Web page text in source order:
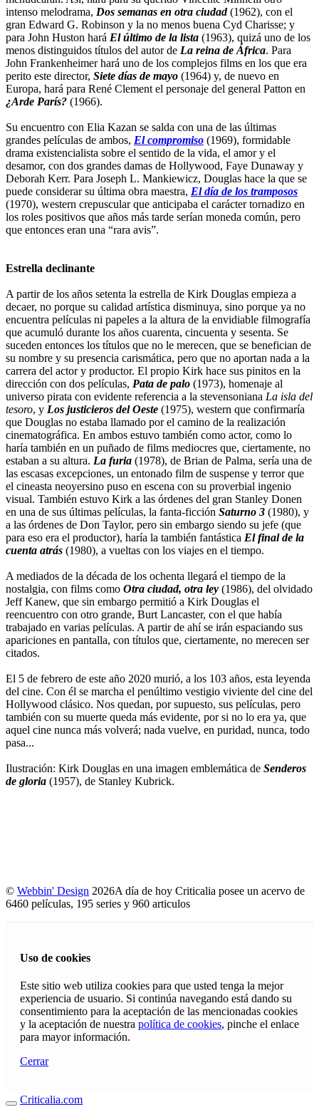
intenso melodrama, Dos semanas en otra ciudad(1962), con el
gran Edward G. Robinson y la no menos buena Cyd Charisse; y
para John Huston hará El último de la lista (1963), quizá uno de los
menos distinguidos títulos del autor de La reina de África. Para
John Frankenheimer hará uno de los complejos films en los que era
perito este director, Siete días de mayo (1964) y, de nuevo en
Europa, hará para René Clement el personaje del general Patton en
¿Arde París? (1966).
Su encuentro con Elia Kazan se salda con una de las últimas
grandes películas de ambos, El compromiso (1969), formidable
drama existencialista sobre el sentido de la vida, el amor y el
desamor, con dos grandes damas de Hollywood, Faye Dunaway y
Deborah Kerr. Para Joseph L. Mankiewicz, Douglas hace la que se
puede considerar su última obra maestra, El día de los tramposos
(1970), western crepuscular que anticipaba el carácter tornadizo en
los roles positivos que años más tarde serían moneda común, pero
que entonces eran una “rara avis”.
Estrella declinante
A partir de los años setenta la estrella de Kirk Douglas empieza a
decaer, no porque su calidad artística disminuya, sino porque ya no
encuentra películas ni papeles a la altura de la envidiable filmografía
que acumuló durante los años cuarenta, cincuenta y sesenta. Se
suceden entonces los títulos que no le merecen, que se benefician de
su nombre y su presencia carismática, pero que no aportan nada a la
carrera del actor y productor. El propio Kirk hace sus pinitos en la
dirección con dos películas, Pata de palo (1973), homenaje al
universo pirata con evidente referencia a la stevensoniana La isla del
tesoro, y Los justicieros del Oeste (1975), western que confirmaría
que Douglas no estaba llamado por el camino de la realización
cinematográfica. En ambos estuvo también como actor, como lo
haría también en un puñado de films mediocres que, ciertamente, no
estaban a su altura. La furia (1978), de Brian de Palma, sería una de
las escasas excepciones, un entonado film de suspense y terror que
el cineasta neoyersino puso en escena con su proverbial ingenio
visual. También estuvo Kirk a las órdenes del gran Stanley Donen
en una de sus últimas películas, la fanta-ficción Saturno 3 (1980), y
a las órdenes de Don Taylor, pero sin embargo siendo su jefe (que
para eso era el productor), haría la también fantástica El final de la
cuenta atrás (1980), a vueltas con los viajes en el tiempo.
A mediados de la década de los ochenta llegará el tiempo de la
nostalgia, con films como Otra ciudad, otra ley (1986), del olvidado
Jeff Kanew, que sin embargo permitió a Kirk Douglas el
reencuentro con otro grande, Burt Lancaster, con el que había
trabajado en varias películas. A partir de ahí se irán espaciando sus
apariciones en pantalla, con títulos que, ciertamente, no merecen ser
citados.
El 5 de febrero de este año 2020 murió, a los 103 años, esta leyenda
del cine. Con él se marcha el penúltimo vestigio viviente del cine del
Hollywood clásico. Nos quedan, por supuesto, sus películas, pero
también con su muerte queda más evidente, por si no lo era ya, que
aquel cine nunca más volverá; nada vuelve, en puridad, nunca, todo
pasa...
Ilustración: Kirk Douglas en una imagen emblemática de Senderos
de gloria (1957), de Stanley Kubrick.
© Webbin' Design 2026A día de hoy Criticalia posee un acervo de
6460 películas, 195 series y 960 articulos
Uso de cookies
Este sitio web utiliza cookies para que usted tenga la mejor
experiencia de usuario. Si continúa navegando está dando su
consentimiento para la aceptación de las mencionadas cookies
y la aceptación de nuestra política de cookies, pinche el enlace
para mayor información.
Cerrar
Criticalia.com